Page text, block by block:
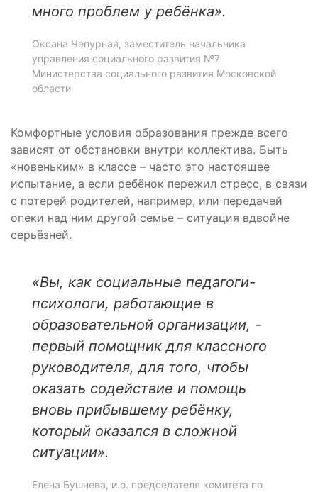
много проблем у ребёнка».
Оксана Чепурная, заместитель начальника
управления социального развития №7
Министерства социального развития Московской
области
Комфортные условия образования прежде всего
зависят от обстановки внутри коллектива. Быть
«новеньким» в классе – часто это настоящее
испытание, а если ребёнок пережил стресс, в связи
с потерей родителей, например, или передачей
опеки над ним другой семье – ситуация вдвойне
серьёзней.
«Вы, как социальные педагоги-
психологи, работающие в
образовательной организации, -
первый помощник для классного
руководителя, для того, чтобы
оказать содействие и помощь
вновь прибывшему ребёнку,
который оказался в сложной
ситуации».
Елена Бушнева, и.о. председателя комитета по